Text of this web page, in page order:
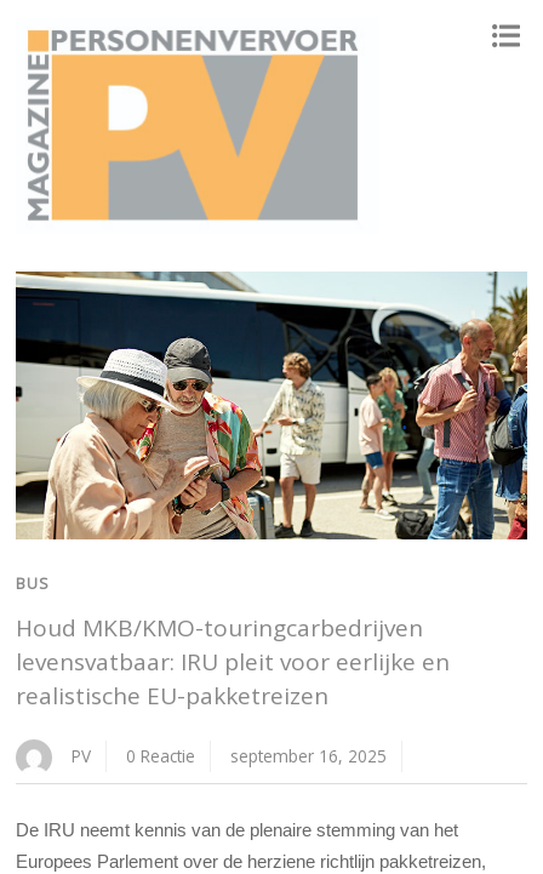
BUS
Houd MKB/KMO-touringcarbedrijven
levensvatbaar: IRU pleit voor eerlijke en
realistische EU-pakketreizen
PV 0 Reactie september 16, 2025
De IRU neemt kennis van de plenaire stemming van het
Europees Parlement over de herziene richtlijn pakketreizen,